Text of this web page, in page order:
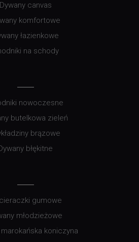
Dywany canvas
komfortowe
łazienkowe
na schody
nowoczesne
butelkowa zieleń
brązowe
błękitne
gumowe
młodzieżowe
marokańska koniczyna